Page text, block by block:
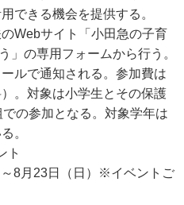
できる機会を提供する。
Webサイト「小田急の子育
」の専用フォームから行う。
ルで通知される。参加費は
。対象は小学生とその保護
の参加となる。対象学年は
。
ト
8月23日（日）※イベントご